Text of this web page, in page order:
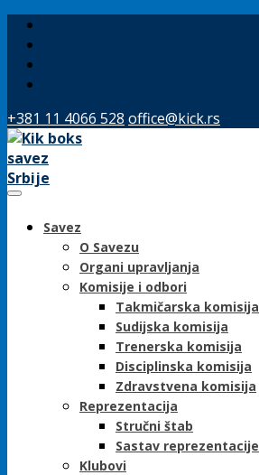
+381 11 4066 528 office@kick.rs
Toggle Navigation
Savez
O Savezu
Organi upravljanja
Komisije i odbori
Takmičarska komisija
Sudijska komisija
Trenerska komisija
Disciplinska komisija
Zdravstvena komisija
Reprezentacija
Stručni štab
Sastav reprezentacije
Klubovi